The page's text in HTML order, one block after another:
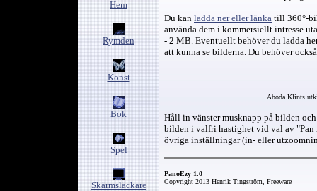
Hem
Rymden
Konst
Bok
Spel
Skärmsläckare
Du kan ladda ner eller länka till 360°-
använda dem i kommersiellt intresse
- 2 MB. Eventuellt behöver du ladda
att kunna se bilderna. Du behöver
Aboda Klints
Håll in vänster musknapp på bilden
bilden i valfri hastighet vid val av "Pan
övriga inställningar (in- eller
PanoEzy 1.0
Copyright 2013 Henrik Tingström, Freeware